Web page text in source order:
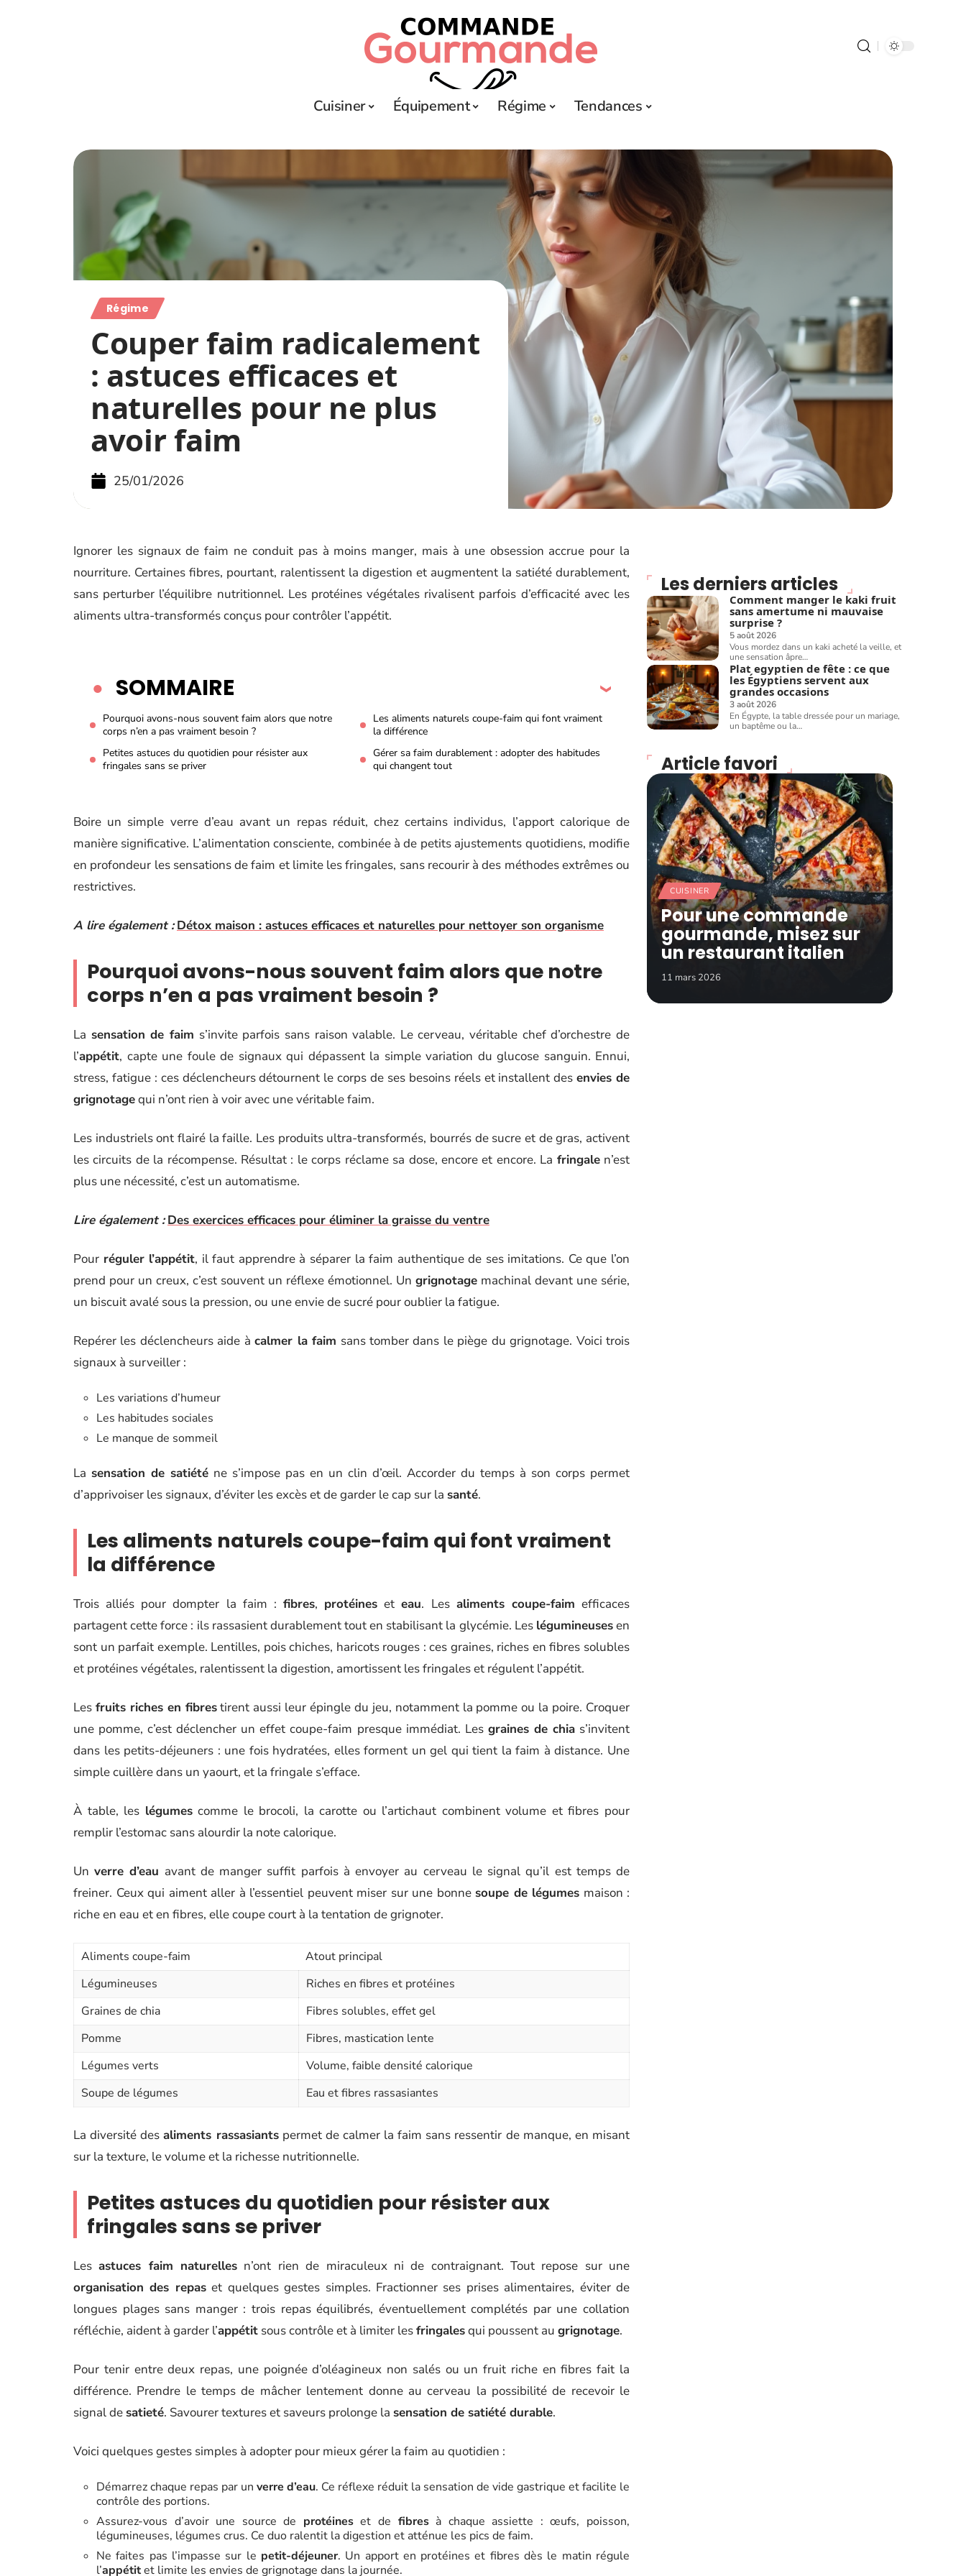
Cuisiner Équipement Régime Tendances
Régime
Couper faim radicalement
: astuces efficaces et
naturelles pour ne plus
avoir faim
25/01/2026
Ignorer les signaux de faim ne conduit pas à moins manger, mais à une obsession accrue pour la
nourriture. Certaines fibres, pourtant, ralentissent la digestion et augmentent la satiété durablement,
sans perturber l’équilibre nutritionnel. Les protéines végétales rivalisent parfois d’efficacité avec les
aliments ultra-transformés conçus pour contrôler l’appétit.
SOMMAIRE
Pourquoi avons-nous souvent faim alors que notre
corps n’en a pas vraiment besoin ?
Les aliments naturels coupe-faim qui font vraiment
la différence
Petites astuces du quotidien pour résister aux
fringales sans se priver
Gérer sa faim durablement : adopter des habitudes
qui changent tout
Boire un simple verre d’eau avant un repas réduit, chez certains individus, l’apport calorique de
manière significative. L’alimentation consciente, combinée à de petits ajustements quotidiens, modifie
en profondeur les sensations de faim et limite les fringales, sans recourir à des méthodes extrêmes ou
restrictives.
A lire également : Détox maison : astuces efficaces et naturelles pour nettoyer son organisme
Pourquoi avons-nous souvent faim alors que notre
corps n’en a pas vraiment besoin ?
La sensation de faim s’invite parfois sans raison valable. Le cerveau, véritable chef d’orchestre de
l’appétit, capte une foule de signaux qui dépassent la simple variation du glucose sanguin. Ennui,
stress, fatigue : ces déclencheurs détournent le corps de ses besoins réels et installent desenvies de
grignotagequi n’ont rien à voir avec une véritable faim.
Les industriels ont flairé la faille. Les produits ultra-transformés, bourrés de sucre et de gras, activent
les circuits de la récompense. Résultat : le corps réclame sa dose, encore et encore. La fringalen’est
plus une nécessité, c’est un automatisme.
Lire également : Des exercices efficaces pour éliminer la graisse du ventre
Pour réguler l’appétit, il faut apprendre à séparer la faim authentique de ses imitations. Ce que l’on
prend pour un creux, c’est souvent un réflexe émotionnel. Un grignotage machinal devant une série,
un biscuit avalé sous la pression, ou une envie de sucré pour oublier la fatigue.
Repérer les déclencheurs aide àcalmer la faim sans tomber dans le piège du grignotage. Voici trois
signaux à surveiller :
Les variations d’humeur
Les habitudes sociales
Le manque de sommeil
La sensation de satiété ne s’impose pas en un clin d’œil. Accorder du temps à son corps permet
d’apprivoiser les signaux, d’éviter les excès et de garder le cap sur la santé.
Les aliments naturels coupe-faim qui font vraiment
la différence
Trois alliés pour dompter la faim : fibres, protéines eteau. Les aliments coupe-faim efficaces
partagent cette force : ils rassasient durablement tout en stabilisant la glycémie. Les légumineusesen
sont un parfait exemple. Lentilles, pois chiches, haricots rouges : ces graines, riches en fibres solubles
et protéines végétales, ralentissent la digestion, amortissent les fringales et régulent l’appétit.
Les fruits riches en fibrestirent aussi leur épingle du jeu, notamment la pomme ou la poire. Croquer
une pomme, c’est déclencher un effet coupe-faim presque immédiat. Les graines de chias’invitent
dans les petits-déjeuners : une fois hydratées, elles forment un gel qui tient la faim à distance. Une
simple cuillère dans un yaourt, et la fringale s’efface.
À table, les légumescomme le brocoli, la carotte ou l’artichaut combinent volume et fibres pour
remplir l’estomac sans alourdir la note calorique.
Unverre d’eau avant de manger suffit parfois à envoyer au cerveau le signal qu’il est temps de
freiner. Ceux qui aiment aller à l’essentiel peuvent miser sur une bonne soupe de légumes maison :
riche en eau et en fibres, elle coupe court à la tentation de grignoter.
Aliments coupe-faim
Atout principal
Légumineuses
Riches en fibres et protéines
Graines de chia
Fibres solubles, effet gel
Pomme
Fibres, mastication lente
Légumes verts
Volume, faible densité calorique
Soupe de légumes
Eau et fibres rassasiantes
La diversité desaliments rassasiantspermet de calmer la faim sans ressentir de manque, en misant
sur la texture, le volume et la richesse nutritionnelle.
Petites astuces du quotidien pour résister aux
fringales sans se priver
Lesastuces faim naturelles n’ont rien de miraculeux ni de contraignant. Tout repose sur une
organisation des repaset quelques gestes simples. Fractionner ses prises alimentaires, éviter de
longues plages sans manger : trois repas équilibrés, éventuellement complétés par une collation
réfléchie, aident à garder l’appétit sous contrôle et à limiter lesfringalesqui poussent au grignotage.
Pour tenir entre deux repas, une poignée d’oléagineux non salés ou un fruit riche en fibres fait la
différence. Prendre le temps de mâcher lentement donne au cerveau la possibilité de recevoir le
signal de satieté. Savourer textures et saveurs prolonge la sensation de satiété durable.
Voici quelques gestes simples à adopter pour mieux gérer la faim au quotidien :
Démarrez chaque repas par un verre d’eau. Ce réflexe réduit la sensation de vide gastrique et facilite le
contrôle des portions.
Assurez-vous d’avoir une source de protéineset de fibresà chaque assiette : œufs, poisson,
légumineuses, légumes crus. Ce duo ralentit la digestion et atténue les pics de faim.
Ne faites pas l’impasse sur le petit-déjeuner. Un apport en protéines et fibres dès le matin régule
l’appétitet limite les envies de grignotage dans la journée.
Les derniers articles
Comment manger le kaki fruit
sans amertume ni mauvaise
surprise ?
5 août 2026
Vous mordez dans un kaki acheté la veille, et
une sensation âpre…
Plat egyptien de fête : ce que
les Égyptiens servent aux
grandes occasions
3 août 2026
En Égypte, la table dressée pour un mariage,
un baptême ou la…
Article favori
CUISINER
Pour une commande
gourmande, misez sur
un restaurant italien
11 mars 2026